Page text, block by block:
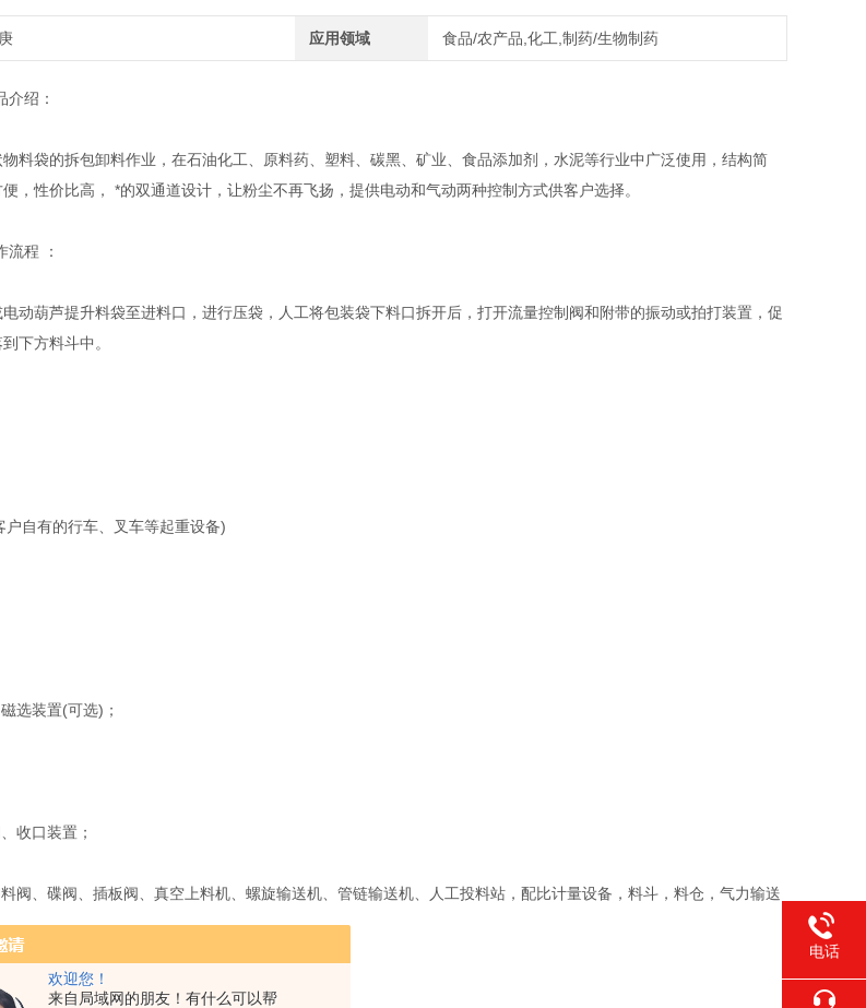
欢迎您！
来自局域网的朋友！有什么可以帮
应用领域 食品/农产品,化工,制药/生物制药
介绍：
袋的拆包卸料作业，在石油化工、原料药、塑料、碳黑、矿业、食品添加剂，水泥等行业中广泛使用，结构简
，性价比高， *的双通道设计，让粉尘不再飞扬，提供电动和气动两种控制方式供客户选择。
流程 ：
葫芦提升料袋至进料口，进行压袋，人工将包装袋下料口拆开后，打开流量控制阀和附带的振动或拍打装置，促
下方料斗中。
自有的行车、叉车等起重设备)
装置(可选)；
收口装置；
、碟阀、插板阀、真空上料机、螺旋输送机、管链输送机、人工投料站，配比计量设备，料斗，料仓，气力输送
电话